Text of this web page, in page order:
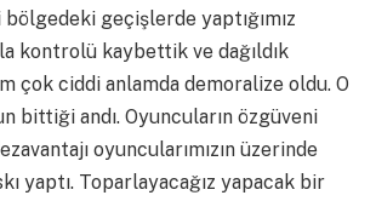
geçişlerde yaptığımız
kontrolü kaybettik ve dağıldık
çok ciddi anlamda demoralize oldu. O
bittiği andı. Oyuncuların özgüveni
oyuncularımızın üzerinde
yaptı. Toparlayacağız yapacak bir